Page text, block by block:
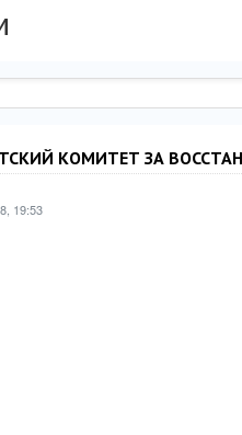
КОМИТЕТ ЗА
19:53